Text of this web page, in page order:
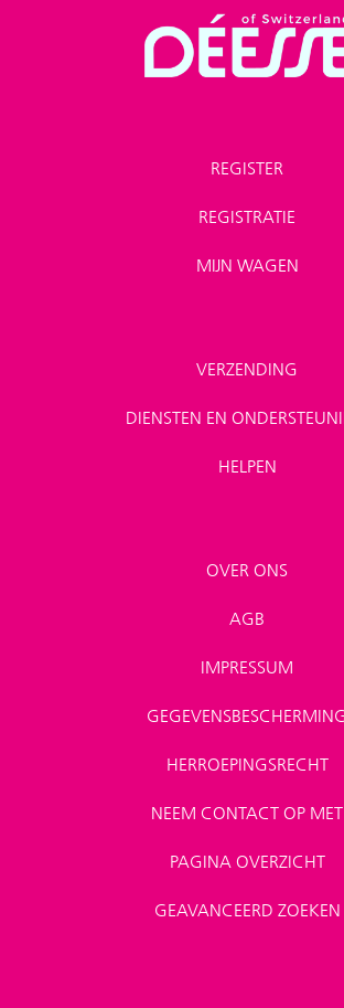
REGISTER
REGISTRATIE
MIJN WAGEN
VERZENDING
DIENSTEN EN
HELPEN
OVER ONS
AGB
IMPRESSUM
HERROEPINGSRECHT
NEEM CONTACT OP MET
PAGINA OVERZICHT
GEAVANCEERD ZOEKEN